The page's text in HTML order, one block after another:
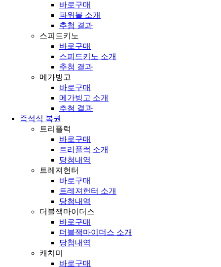
바로구매
파워볼 소개
추첨 결과
스피드키노
바로구매
스피드키노 소개
추첨 결과
메가빙고
바로구매
메가빙고 소개
추첨 결과
즉석식 복권
트리플럭
바로구매
트리플럭 소개
당첨내역
트레져헌터
바로구매
트레져헌터 소개
당첨내역
더블잭마이더스
바로구매
더블잭마이더스 소개
당첨내역
캐치미
바로구매